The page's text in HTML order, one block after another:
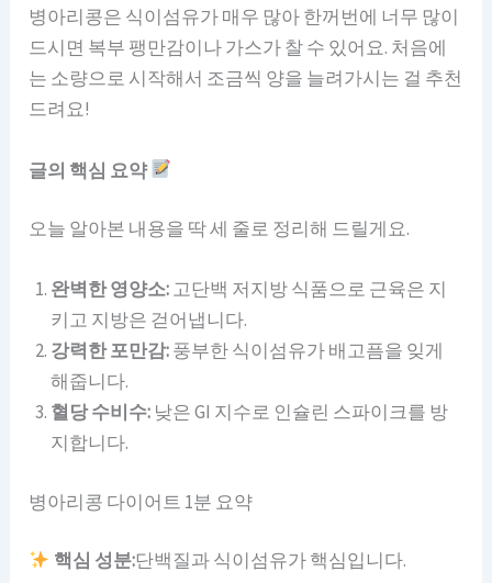
병아리콩은 식이섬유가 매우 많아 한꺼번에 너무 많이
드시면 복부 팽만감이나 가스가 찰 수 있어요. 처음에
는 소량으로 시작해서 조금씩 양을 늘려가시는 걸 추천
드려요!
글의 핵심 요약
오늘 알아본 내용을 딱 세 줄로 정리해 드릴게요.
완벽한 영양소:고단백 저지방 식품으로 근육은 지
키고 지방은 걷어냅니다.
강력한 포만감:풍부한 식이섬유가 배고픔을 잊게
해줍니다.
혈당 수비수: 낮은 GI 지수로 인슐린 스파이크를 방
지합니다.
병아리콩 다이어트 1분 요약
핵심 성분:단백질과 식이섬유가 핵심입니다.